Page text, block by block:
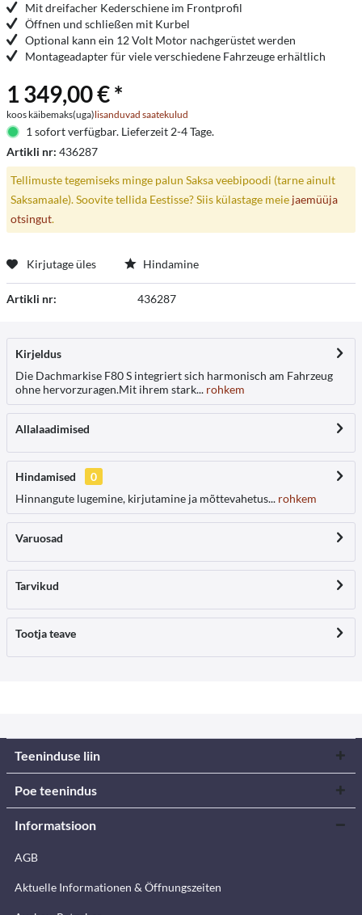
Mit dreifacher Kederschiene im Frontprofil
Öffnen und schließen mit Kurbel
Optional kann ein 12 Volt Motor nachgerüstet werden
Montageadapter für viele verschiedene Fahrzeuge erhältlich
1 349,00 € *
koos käibemaks(uga)lisanduvad saatekulud
1 sofort verfügbar. Lieferzeit 2-4 Tage.
Artikli nr: 436287
Tellimuste tegemiseks minge palun Saksa veebipoodi (tarne ainult
Saksamaale). Soovite tellida Eestisse? Siis külastage meie jaemüüja
otsingut.
Kirjutage üles Hindamine
Artikli nr: 436287
Kirjeldus
Die Dachmarkise F80 S integriert sich harmonisch am Fahrzeug
ohne hervorzuragen.Mit ihrem stark... rohkem
Allalaadimised
Hindamised
0
Hinnangute lugemine, kirjutamine ja mõttevahetus... rohkem
Varuosad
Tarvikud
Tootja teave
Teeninduse liin
Poe teenindus
Informatsioon
AGB
Aktuelle Informationen & Öffnungszeiten